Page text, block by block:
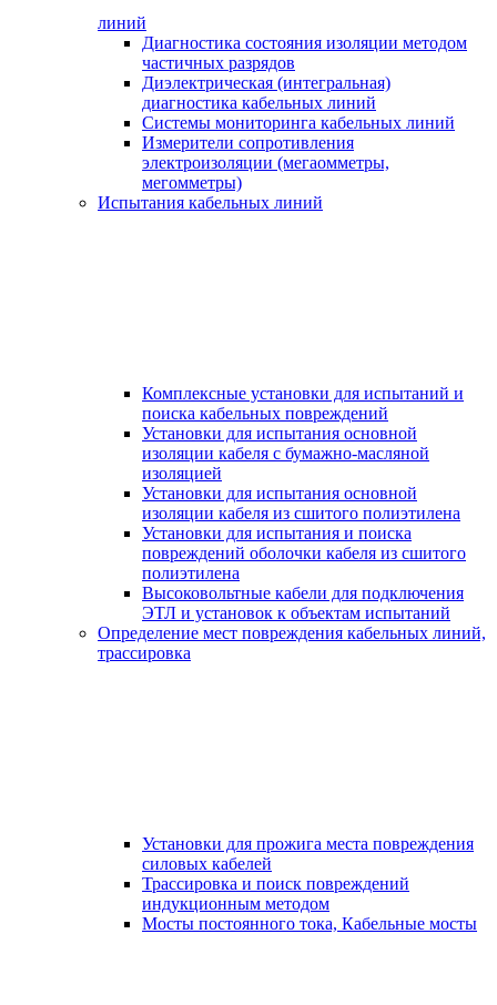
линий
Диагностика состояния изоляции методом
частичных разрядов
Диэлектрическая (интегральная)
диагностика кабельных линий
Системы мониторинга кабельных линий
Измерители сопротивления
электроизоляции (мегаомметры,
мегомметры)
Испытания кабельных линий
Комплексные установки для испытаний и
поиска кабельных повреждений
Установки для испытания основной
изоляции кабеля с бумажно-масляной
изоляцией
Установки для испытания основной
изоляции кабеля из сшитого полиэтилена
Установки для испытания и поиска
повреждений оболочки кабеля из сшитого
полиэтилена
Высоковольтные кабели для подключения
ЭТЛ и установок к объектам испытаний
Определение мест повреждения кабельных линий,
трассировка
Установки для прожига места повреждения
силовых кабелей
Трассировка и поиск повреждений
индукционным методом
Мосты постоянного тока, Кабельные мосты